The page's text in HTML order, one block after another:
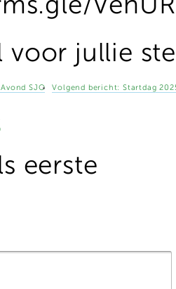
voor jullie
SJO Volgend bericht:Startdag
eerste